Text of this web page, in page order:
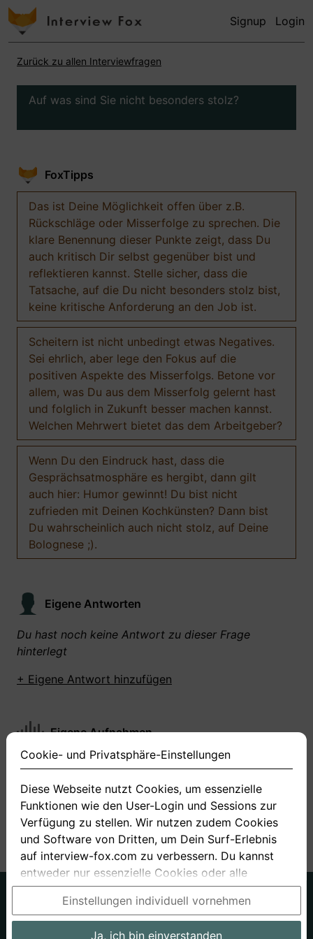
Signup Login
Zurück zu allen Interviewfragen
Auf was sind Sie nicht besonders stolz?
FoxTipps
Das ist Deine Möglichkeit offen über z.B.
Rückschläge oder Misserfolge zu sprechen. Die
klare Benennung dieser Punkte zeigt, dass Du
auch kritisch Dir selbst gegenüber bist und
reflektieren kannst. Stelle sicher, dass die
Tatsache, auf die Du nicht besonders stolz bist,
keine kritische Anforderung an den Job ist.
Scheitern ist nicht unbedingt etwas Negatives.
Sei ehrlich, aber lege den Fokus auf die
positiven Aspekte des Misserfolgs. Betone vor
allem, was Du aus dem Misserfolg gelernt hast
und folglich in Zukunft besser machen kannst.
Welchen Mehrwert bietet das dem Arbeitgeber?
Wenn Du den Eindruck hast, dass die
Gesprächsatmosphäre es hergibt, dann gilt
auch hier: Humor gewinnt! Du bist nicht
zufrieden mit Deinen Kochkünsten? Dann bist
Du wahrscheinlich auch nicht stolz, auf Deine
Bolognese ;).
Eigene Antworten
Du hast noch keine Antwort zu dieser Frage
hinterlegt
+ Eigene Antwort hinzufügen
Eigene Aufnahmen
Du hast zu dieser Frage noch keine Antworten
+ Neue Antwort aufnehmen
Über uns
Datenschutz
AGB
Bewerbungsfragen Preise
Cookie- und Privatsphäre-Einstellungen
Diese Webseite nutzt Cookies, um essenzielle
Funktionen wie den User-Login und Sessions zur
Verfügung zu stellen. Wir nutzen zudem Cookies
und Software von Dritten, um Dein Surf-Erlebnis
auf interview-fox.com zu verbessern. Du kannst
entweder nur essenzielle Cookies oder alle
Cookies akzeptieren. Du kannst Deine
Einstellungen jederzeit in unseren Cookie- und
Privatsphäre-Einstellungen ändern. Dieser Link ist
Einstellungen individuell vornehmen
Ja, ich bin einverstanden